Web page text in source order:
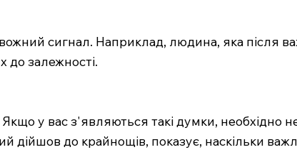
сигнал. Наприклад, людина, яка після
залежності.
у вас з'являються такі думки, необхідно
дійшов до крайнощів, показує, наскільки